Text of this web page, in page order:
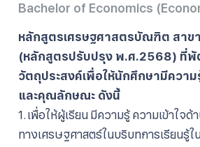
Bachelor of Economics
หลักสูตรเศรษฐศาสตรบัณฑิต สาข
(หลักสูตรปรับปรุง พ.ศ.2568) ที่
วัตถุประสงค์เพื่อให้นักศึกษามีควา
และคุณลักษณะ ดังนี้
1. เพื่อให้ผู้เรียน มีความรู้ ความเข้าใจ
ทางเศรษฐศาสตร์ในบริบทการเรียนรู้